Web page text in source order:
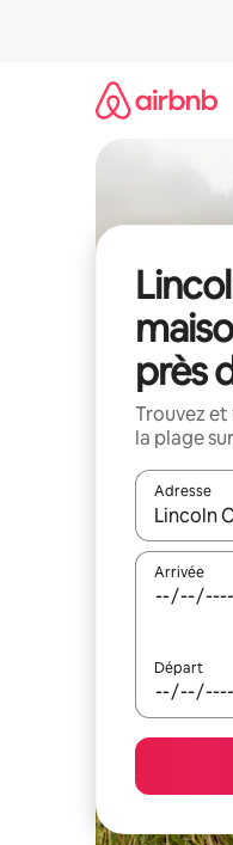
près
Trouvez et
la plage
Adresse
Lorsque
Arrivée
Départ